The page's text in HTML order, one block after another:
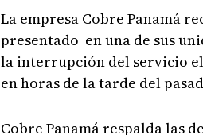
La empresa Cobre Panamá
presentado en una de sus
la interrupción del servicio
en horas de la tarde del
Cobre Panamá respalda las